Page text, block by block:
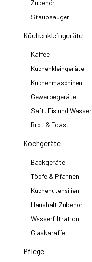
Zubehör
Staubsauger
Küchenkleingeräte
Kaffee
Küchenkleingeräte
Küchenmaschinen
Gewerbegeräte
Saft, Eis und Wasser
Brot & Toast
Kochgeräte
Backgeräte
Töpfe & Pfannen
Küchenutensilien
Haushalt Zubehör
Wasserfiltration
Glaskaraffe
Pflege